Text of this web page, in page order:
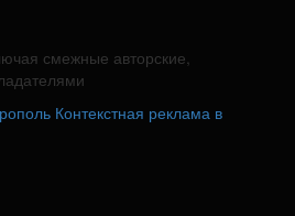
смежные авторские,
Контекстная реклама в